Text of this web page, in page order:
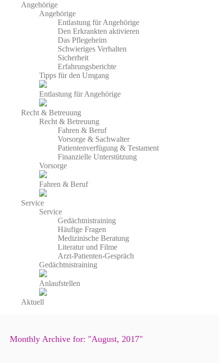
Angehörige
Angehörige
Entlastung für Angehörige
Den Erkrankten aktivieren
Das Pflegeheim
Schwieriges Verhalten
Sicherheit
Erfahrungsberichte
Tipps für den Umgang
Entlastung für Angehörige
Recht & Betreuung
Recht & Betreuung
Fahren & Beruf
Vorsorge & Sachwalter
Patientenverfügung & Testament
Finanzielle Unterstützung
Vorsorge
Fahren & Beruf
Service
Service
Gedächtnistraining
Häufige Fragen
Medizinische Beratung
Literatur und Filme
Arzt-Patienten-Gespräch
Gedächtnistraining
Anlaufstellen
Aktuell
Monthly Archive for: "August, 2017"